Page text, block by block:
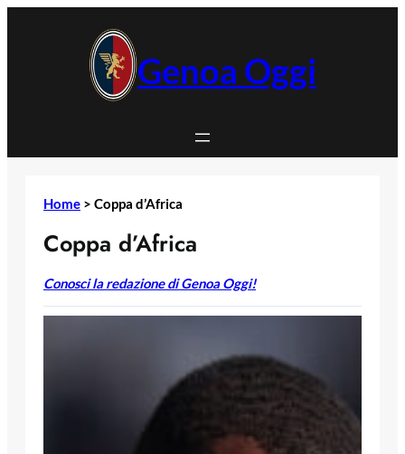
Genoa Oggi
Home > Coppa d’Africa
Coppa d’Africa
Conosci la redazione di Genoa Oggi!